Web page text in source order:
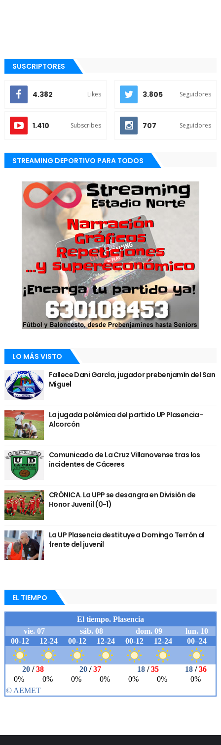
SUSCRIPTORES
4.382 Likes 3.805 Seguidores
1.410 Subscribes 707 Seguidores
STREAMING DEPORTIVO PARA TODOS
LO MÁS VISTO
Fallece Dani García, jugador prebenjamín del San
Miguel
La jugada polémica del partido UP Plasencia-
Alcorcón
Comunicado de La Cruz Villanovense tras los
incidentes de Cáceres
CRÓNICA. La UPP se desangra en División de
Honor Juvenil (0-1)
La UP Plasencia destituye a Domingo Terrón al
frente del juvenil
EL TIEMPO